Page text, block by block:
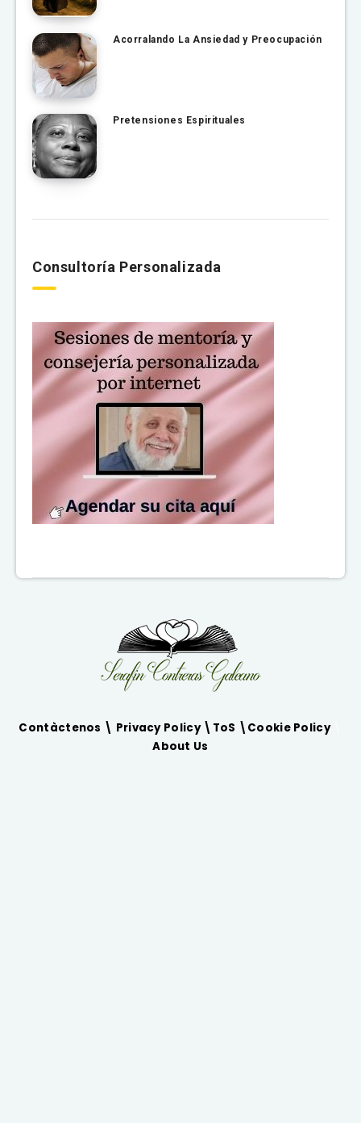
Acorralando La Ansiedad y Preocupación
Pretensiones Espirituales
Consultoría Personalizada
Contàctenos \ Privacy Policy \ ToS \ Cookie Policy\
About Us